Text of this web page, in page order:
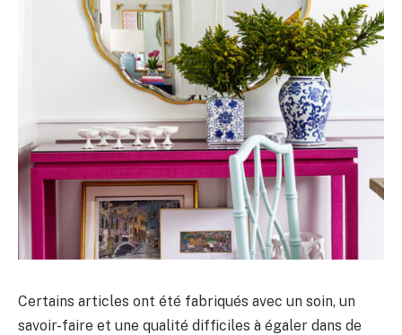
Certains articles ont été fabriqués avec un soin, un
savoir-faire et une qualité difficiles à égaler dans de